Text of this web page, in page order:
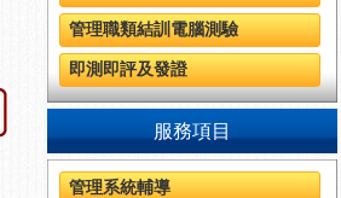
管理職類結訓電腦測驗
即測即評及發證
服務項目
管理系統輔導